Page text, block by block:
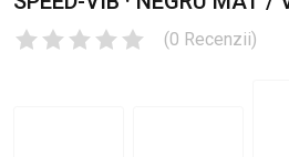
(0 Recenzii)